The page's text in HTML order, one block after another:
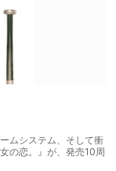
ムシステム、そして衝
の恋。』が、発売10周